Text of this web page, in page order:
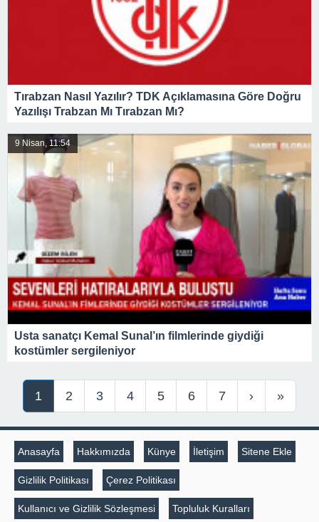
Tırabzan Nasıl Yazılır? TDK Açıklamasına Göre Doğru
Yazılışı Trabzan Mı Tırabzan Mı?
9 Nisan, 11:54
Usta sanatçı Kemal Sunal’ın filmlerinde giydiği
kostümler sergileniyor
1 2 3 4 5 6 7 › »
Anasayfa Hakkımızda Künye İletişim Sitene Ekle
Gizlilik Politikası Çerez Politikası
Kullanıcı ve Gizlilik Sözleşmesi Topluluk Kuralları